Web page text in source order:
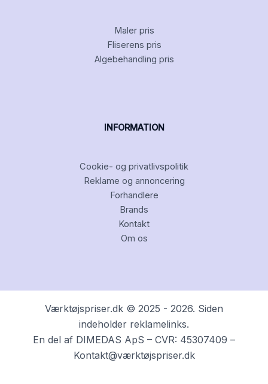
Maler pris
Fliserens pris
Algebehandling pris
INFORMATION
Cookie- og privatlivspolitik
Reklame og annoncering
Forhandlere
Brands
Kontakt
Om os
Værktøjspriser.dk © 2025 - 2026. Siden
indeholder reklamelinks.
En del af DIMEDAS ApS – CVR: 45307409 –
Kontakt@værktøjspriser.dk